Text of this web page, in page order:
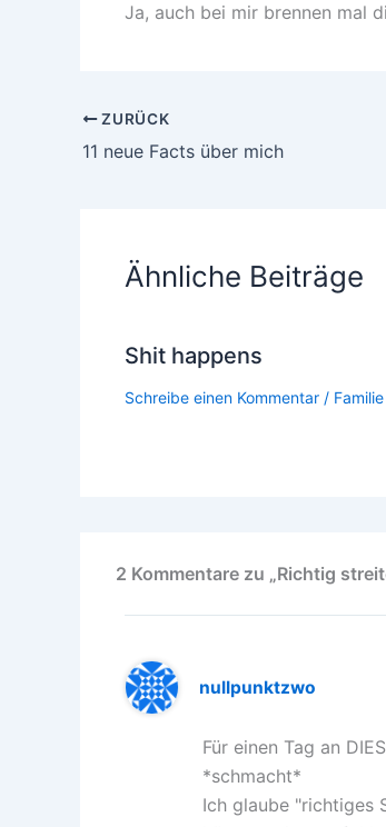
Ja, auch bei mir brennen mal
ZURÜCK
11 neue Facts über mich
Ähnliche Beiträge
Shit happens
Schreibe einen Kommentar / Familie
2 Kommentare zu „Richtig
nullpunktzwo
Für einen Tag an
*schmacht*
Ich glaube "richtiges